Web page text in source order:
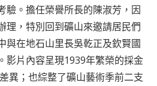
驗。擔任榮譽所長的陳淑芳，因
理，特別回到礦山來邀請居民們
與在地石山里長吳乾正及欽賢國
影片內容呈現1939年繁榮的採金
異；也綜整了礦山藝術季前二支